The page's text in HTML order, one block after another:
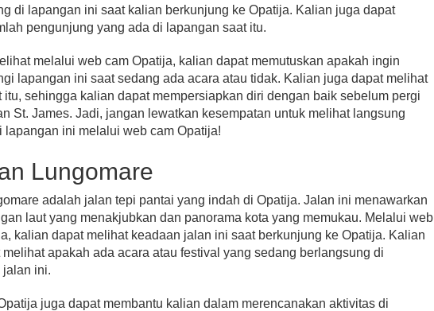
di lapangan ini saat kalian berkunjung ke Opatija. Kalian juga dapat
pengunjung yang ada di lapangan saat itu.
melalui web cam Opatija, kalian dapat memutuskan apakah ingin
lapangan ini saat sedang ada acara atau tidak. Kalian juga dapat melihat
itu, sehingga kalian dapat mempersiapkan diri dengan baik sebelum pergi
St. James. Jadi, jangan lewatkan kesempatan untuk melihat langsung
lapangan ini melalui web cam Opatija!
Lungomare
adalah jalan tepi pantai yang indah di Opatija. Jalan ini menawarkan
laut yang menakjubkan dan panorama kota yang memukau. Melalui web
kalian dapat melihat keadaan jalan ini saat berkunjung ke Opatija. Kalian
melihat apakah ada acara atau festival yang sedang berlangsung di
ini.
juga dapat membantu kalian dalam merencanakan aktivitas di